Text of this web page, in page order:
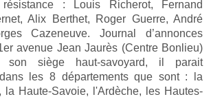
: Louis Richerot, Fernand
Alix Berthet, Roger Guerre, André
Cazeneuve. Journal d’annonces
avenue Jean Jaurès (Centre Bonlieu)
siège haut-savoyard, il parait
les 8 départements que sont : la
la Haute-Savoie, l'Ardèche, les Hautes-